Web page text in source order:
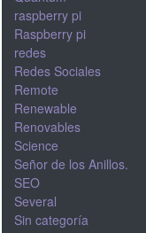
raspberry pi
Raspberry pi
redes
Redes Sociales
Remote
Renewable
Renovables
Science
Señor de los Anillos.
SEO
Several
Sin categoría